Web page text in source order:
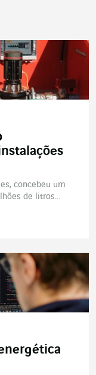
concebeu um
de litros...